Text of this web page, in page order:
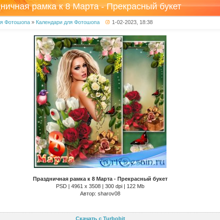
рамка к 8 Марта - Прекрасный букет
Фотошопа » Календари для Фотошопа 1-02-2023, 18:38
Праздничная рамка к 8 Марта - Прекрасный букет
PSD | 4961 х 3508 | 300 dpi | 122 Mb
Автор: sharov08
Скачать с Turbobit